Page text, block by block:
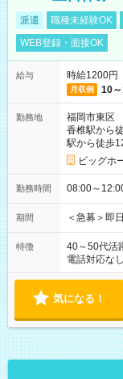
派遣 職種未経験OK
WEB登録・面接OK
給与 時給1200
月収例 10
勤務地
福岡市東区
香椎駅から
駅から徒歩
ビッグホ
勤務時間 08:00～
期間 ＜急募＞即
特徴 40～50代活
電話対応なし
気になる！